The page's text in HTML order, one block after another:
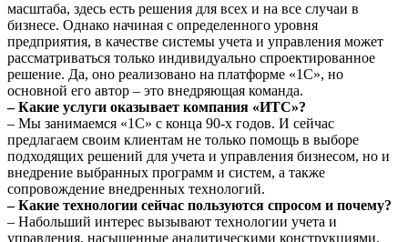
масштаба, здесь есть решения для всех и на все случаи в
бизнесе. Однако начиная с определенного уровня
предприятия, в качестве системы учета и управления может
рассматриваться только индивидуально спроектированное
решение. Да, оно реализовано на платформе «1С», но
основной его автор – это внедряющая команда.
– Какие услуги оказывает компания «ИТС»?
– Мы занимаемся «1С» с конца 90-х годов. И сейчас
предлагаем своим клиентам не только помощь в выборе
подходящих решений для учета и управления бизнесом, но и
внедрение выбранных программ и систем, а также
сопровождение внедренных технологий.
– Какие технологии сейчас пользуются спросом и почему?
– Набольший интерес вызывают технологии учета и
управления, насыщенные аналитическими конструкциями.